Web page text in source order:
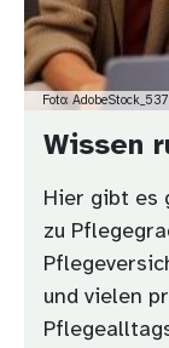
Foto:
Wissen
Hier gibt es
zu
und vielen